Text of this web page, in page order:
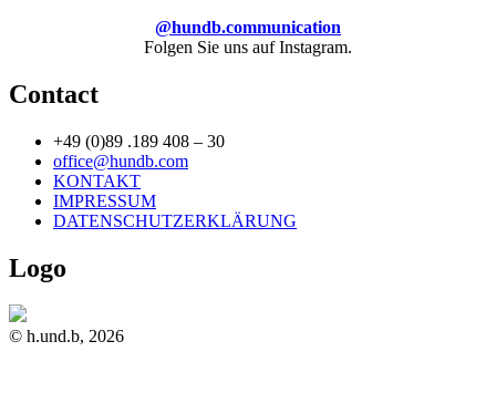
@hundb.communication
Folgen Sie uns auf Instagram.
Contact
+49 (0)89 .189 408 – 30
office@hundb.com
KONTAKT
IMPRESSUM
DATENSCHUTZERKLÄRUNG
Logo
© h.und.b, 2026